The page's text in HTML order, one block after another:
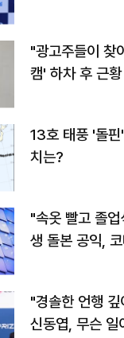
"광고주들이 찾
캠' 하차 후 근황
13호 태풍 '돌핀
치는?
"속옷 빨고 졸
생 돌본 공익,
"경솔한 언행
신동엽, 무슨 일